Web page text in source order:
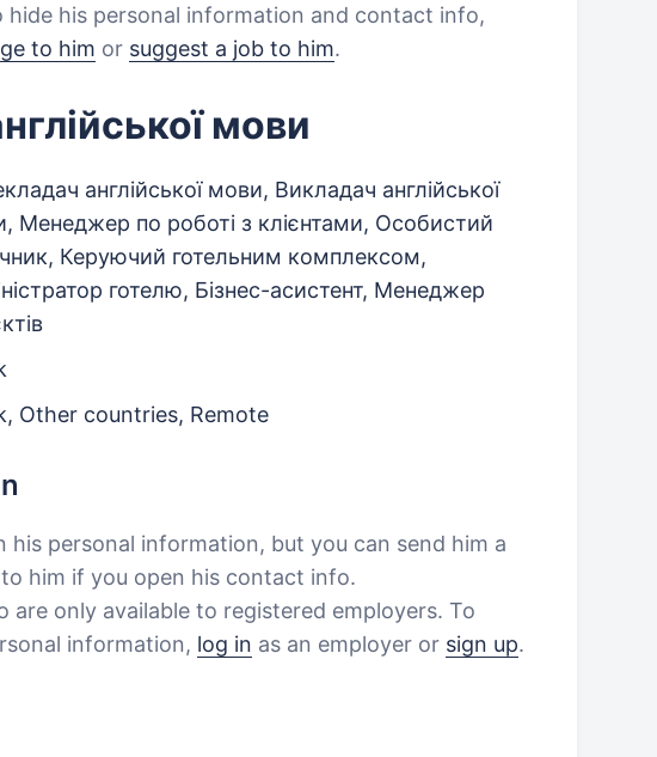
hide his personal information and contact info,
to him or suggest a job to him.
мови
англійської мови, Викладач англійської
Менеджер по роботі з клієнтами, Особистий
Керуючий готельним комплексом,
готелю, Бізнес-асистент, Менеджер
Other countries, Remote
his personal information, but you can send him a
him if you open his contact info.
are only available to registered employers. To
information, log in as an employer or sign up.